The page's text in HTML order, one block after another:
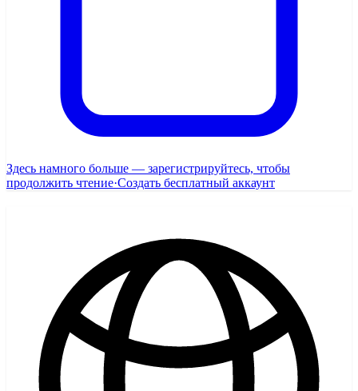
Здесь намного больше — зарегистрируйтесь, чтобы
продолжить чтение·Создать бесплатный аккаунт